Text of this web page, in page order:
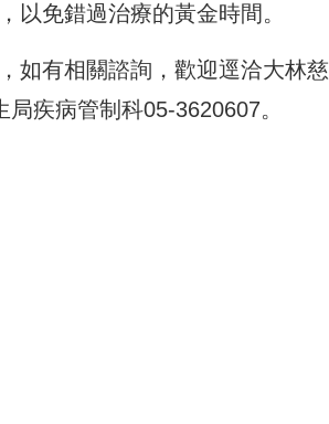
以免錯過治療的黃金時間。
如有相關諮詢，歡迎逕洽大林慈
疾病管制科05-3620607。